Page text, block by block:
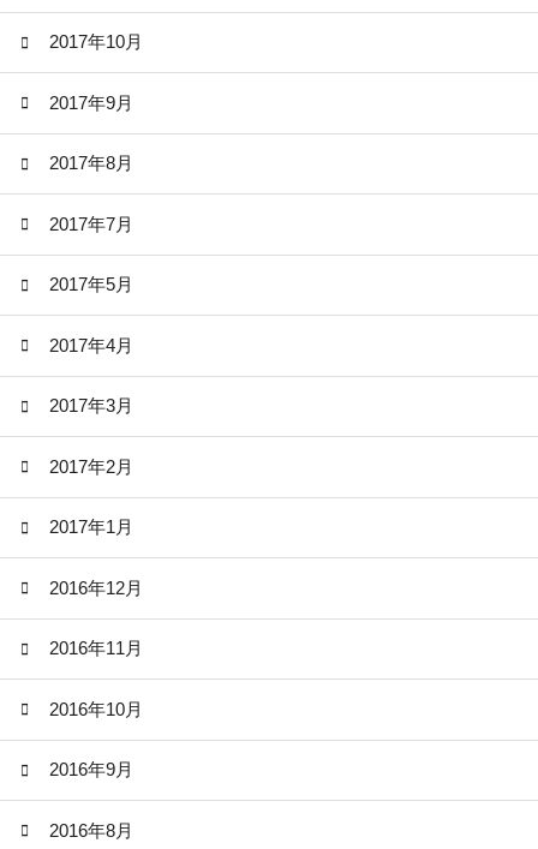
2017年10月
2017年9月
2017年8月
2017年7月
2017年5月
2017年4月
2017年3月
2017年2月
2017年1月
2016年12月
2016年11月
2016年10月
2016年9月
2016年8月